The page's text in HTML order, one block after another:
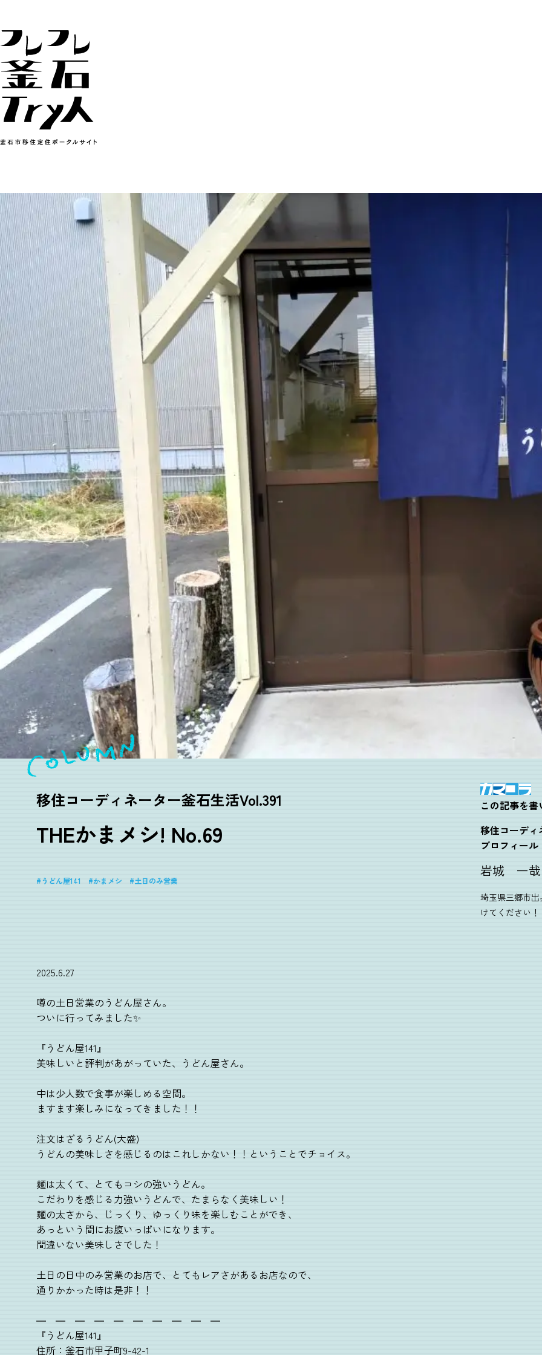
移住コーディネーター釜石生活Vol.391
THEかまメシ! No.69
うどん屋141 かまメシ 土日のみ営業
この記事を書
移住コーディ
プロフィール
岩城 一哉
埼玉県三郷市
けてください！
2025.6.27
噂の土日営業のうどん屋さん。
ついに行ってみました✨
『うどん屋141』
美味しいと評判があがっていた、うどん屋さん。
中は少人数で食事が楽しめる空間。
ますます楽しみになってきました！！
注文はざるうどん(大盛)
うどんの美味しさを感じるのはこれしかない！！ということでチョイス。
麺は太くて、とてもコシの強いうどん。
こだわりを感じる力強いうどんで、たまらなく美味しい！
麺の太さから、じっくり、ゆっくり味を楽しむことができ、
あっという間にお腹いっぱいになります。
間違いない美味しさでした！
土日の日中のみ営業のお店で、とてもレアさがあるお店なので、
通りかかった時は是非！！
― ― ― ― ― ― ― ― ― ―
『うどん屋141』
住所：釜石市甲子町9-42-1